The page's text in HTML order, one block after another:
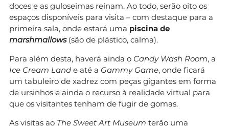
doces e as guloseimas reinam. Ao todo, serão oito os
espaços disponíveis para visita – com destaque para a
primeira sala, onde estará uma piscina de
marshmallows(são de plástico, calma).
Para além desta, haverá ainda o Candy Wash Room, a
Ice Cream Land e até a Gammy Game, onde ficará
um tabuleiro de xadrez com peças gigantes em forma
de ursinhos e ainda o recurso à realidade virtual para
que os visitantes tenham de fugir de gomas.
As visitas ao The Sweet Art Museum terão uma